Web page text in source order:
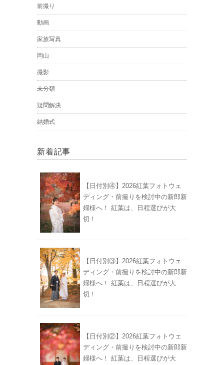
前撮り
動画
家族写真
岡山
撮影
未分類
疑問解決
結婚式
新着記事
【日付別④】2026紅葉フォトウェ
ディング・前撮りを検討中の新郎新
婦様へ！ 紅葉は、日程選びが大
切！
【日付別③】2026紅葉フォトウェ
ディング・前撮りを検討中の新郎新
婦様へ！ 紅葉は、日程選びが大
切！
【日付別②】2026紅葉フォトウェ
ディング・前撮りを検討中の新郎新
婦様へ！ 紅葉は、日程選びが大